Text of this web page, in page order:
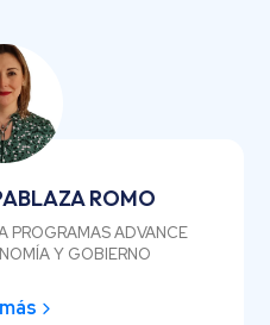
ROMO
PROGRAMAS ADVANCE
Y GOBIERNO